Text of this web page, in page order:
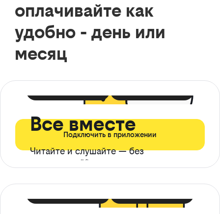
оплачивайте как
удобно - день или
месяц
Все вместе
Читайте и слушайте — без
ограничений*
Подключить в приложении